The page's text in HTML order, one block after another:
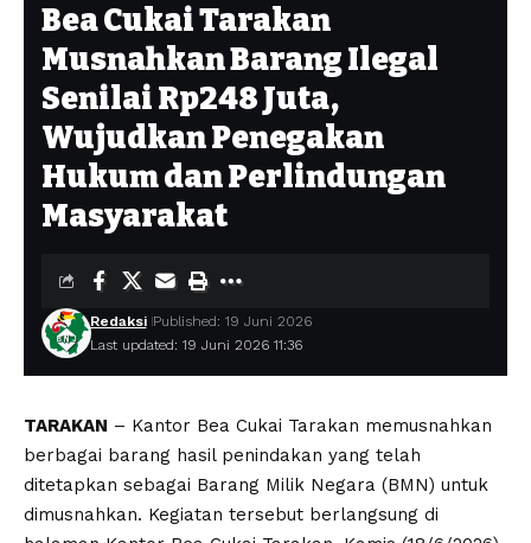
Bea Cukai Tarakan
Musnahkan Barang Ilegal
Senilai Rp248 Juta,
Wujudkan Penegakan
Hukum dan Perlindungan
Masyarakat
Last updated: 19 Juni 2026 11:36
Redaksi Published: 19 Juni 2026
TARAKAN – Kantor Bea Cukai Tarakan memusnahkan
berbagai barang hasil penindakan yang telah
ditetapkan sebagai Barang Milik Negara (BMN) untuk
dimusnahkan. Kegiatan tersebut berlangsung di